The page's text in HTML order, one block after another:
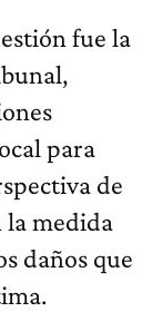
fue la
para
de
la medida
daños que